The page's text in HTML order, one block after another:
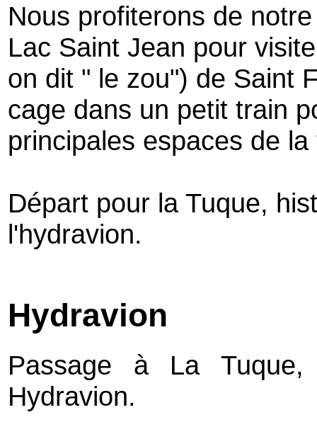
Nous profiterons de
Lac Saint Jean pour
on dit " le zou") de Saint
cage dans un petit train
principales espaces de
Départ pour la Tuque,
l'hydravion.
Hydravion
Passage à La
Hydravion.